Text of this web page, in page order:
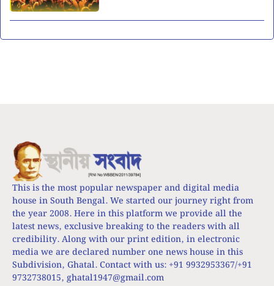
This is the most popular newspaper and digital media
house in South Bengal. We started our journey right from
the year 2008. Here in this platform we provide all the
latest news, exclusive breaking to the readers with all
credibility. Along with our print edition, in electronic
media we are declared number one news house in this
Subdivision, Ghatal. Contact with us: +91 9932953367/+91
9732738015, ghatal1947@gmail.com